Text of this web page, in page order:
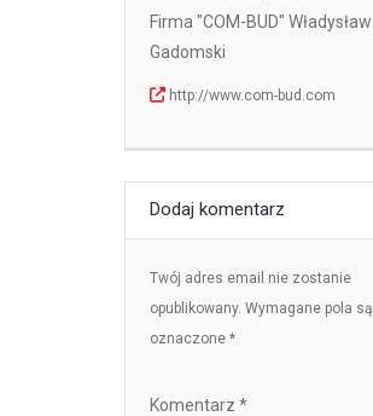
Firma "COM-BUD" Władysław
Gadomski
http://www.com-bud.com
Dodaj komentarz
Twój adres email nie zostanie
opublikowany. Wymagane pola są
oznaczone *
Komentarz *